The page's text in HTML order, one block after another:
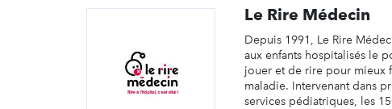
Le Rire Médecin
Depuis 1991, Le Rire
aux enfants hospitalisés le
jouer et de rire pour mieux
maladie. Intervenant dans
services pédiatriques, les